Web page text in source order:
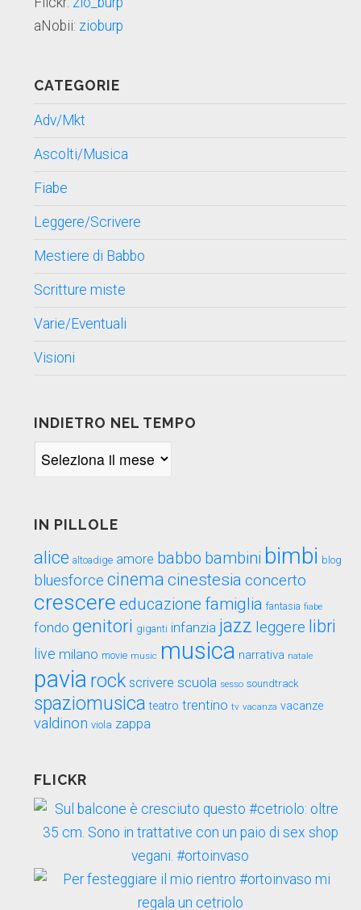
aNobii: zioburp
CATEGORIE
Adv/Mkt
Ascolti/Musica
Fiabe
Leggere/Scrivere
Mestiere di Babbo
Scritture miste
Varie/Eventuali
Visioni
INDIETRO NEL TEMPO
Indietro
IN PILLOLE
alice altoadige amore babbo bambini bimbi blog
bluesforce cinema cinestesia concerto
crescere educazione famiglia fantasia fiabe
fondo genitori giganti infanzia jazz leggere libri
live milano movie music musica narrativa natale
pavia rock scrivere scuola sesso soundtrack
spaziomusica teatro trentino tv vacanza vacanze
valdinon viola zappa
FLICKR